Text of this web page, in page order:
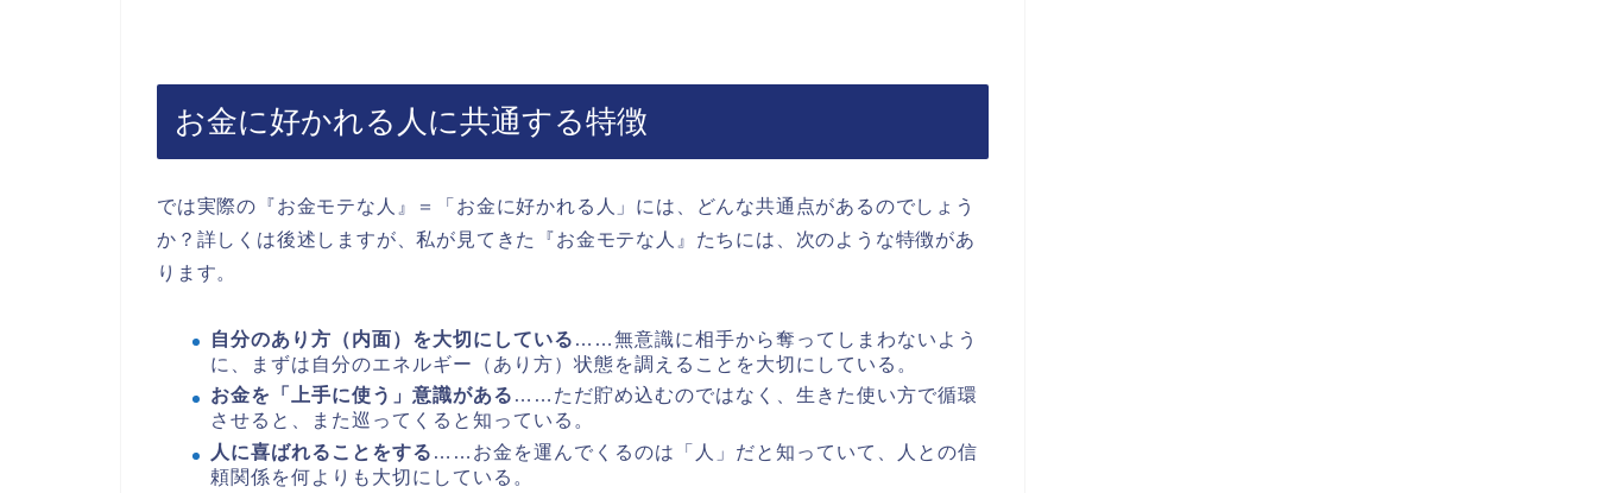
お金に好かれる人に共通する特徴
では実際の『お金モテな人』＝「お金に好かれる人」には、どんな共通点があるのでしょう
か？詳しくは後述しますが、私が見てきた『お金モテな人』たちには、次のような特徴があ
ります。
自分のあり方（内面）を大切にしている ……無意識に相手から奪ってしまわないよう
に、まずは自分のエネルギー（あり方）状態を調えることを大切にしている。
お金を「上手に使う」意識がある ……ただ貯め込むのではなく、生きた使い方で循環
させると、また巡ってくると知っている。
人に喜ばれることをする ……お金を運んでくるのは「人」だと知っていて、人との信
頼関係を何よりも大切にしている。